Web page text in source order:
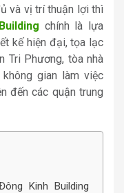
và vị trí thuận lợi thì
chính là lựa
kế hiện đại, tọa lạc
Tri Phương, tòa nhà
gian làm việc
đến các quận trung
Kinh Building